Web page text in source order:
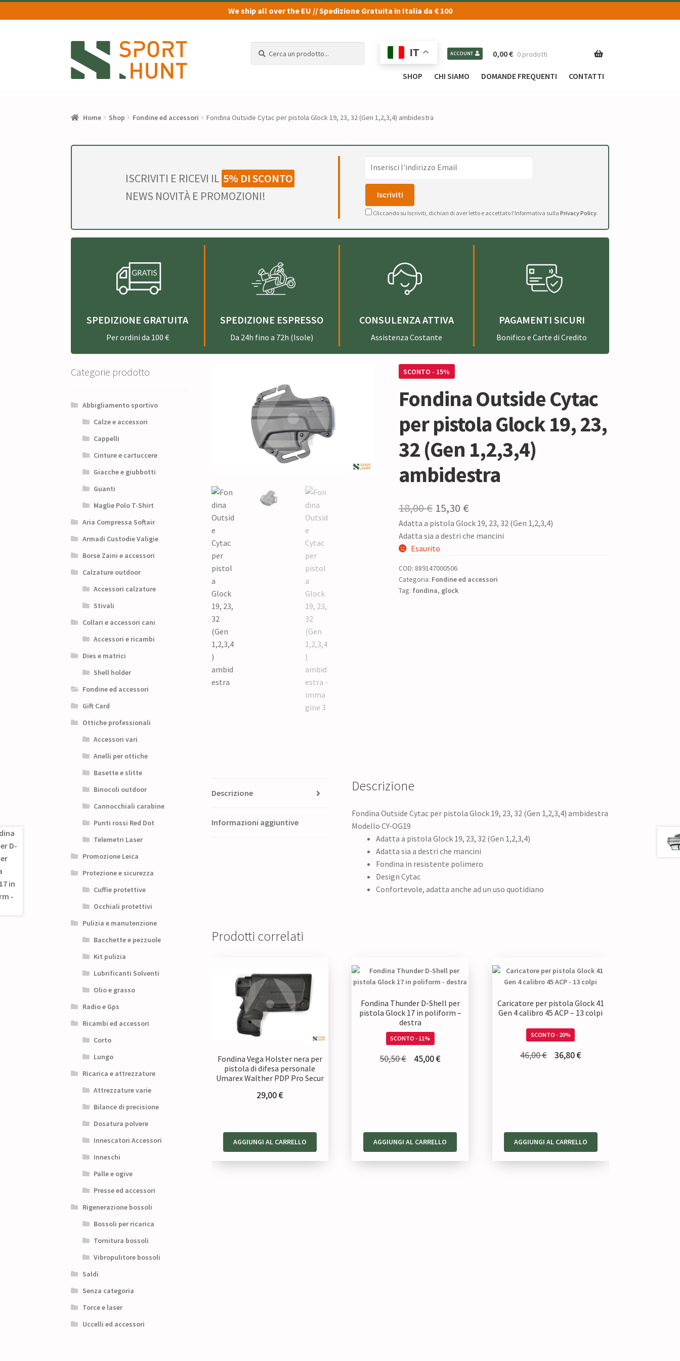
We ship all over the EU // Spedizione Gratuita in Italia da € 100
alla
navigazione
al
contenuto
IT ACCOUNT 0,00€ 0 prodotti
SHOP CHI SIAMO DOMANDE FREQUENTI CONTATTI
Home Shop Fondine ed accessori Fondina Outside Cytac per pistola Glock 19, 23, 32 (Gen 1,2,3,4) ambidestra
ISCRIVITI E RICEVI IL 5% DI SCONTO
NEWS NOVITÀ E PROMOZIONI!
Cliccando su Iscriviti, dichiari di aver letto e accettato l'Informativa sulla Privacy Policy.
SPEDIZIONE GRATUITA
Per ordini da 100 €
SPEDIZIONE ESPRESSO
Da 24h fino a 72h (Isole)
CONSULENZA ATTIVA
Assistenza Costante
PAGAMENTI SICURI
Bonifico e Carte di Credito
SCONTO - 15%
Fondina Outside Cytac
per pistola Glock 19, 23,
32 (Gen 1,2,3,4)
ambidestra
18,00€ Il
prezzo
originale
18,00 €.
15,30 €Il
prezzo
15,30 €.
Adatta a pistola Glock 19, 23, 32 (Gen 1,2,3,4)
Adatta sia a destri che mancini
Esaurito
COD: 889147000506
Categoria: Fondine ed accessori
Tag: fondina, glock
Descrizione
Informazioni aggiuntive
Descrizione
Fondina Outside Cytac per pistola Glock 19, 23, 32 (Gen 1,2,3,4) ambidestra
Modello CY-OG19
Adatta a pistola Glock 19, 23, 32 (Gen 1,2,3,4)
Adatta sia a destri che mancini
Fondina in resistente polimero
Design Cytac
Confortevole, adatta anche ad un uso quotidiano
Prodotti correlati
Fondina Vega Holster nera per
pistola di difesa personale
Umarex Walther PDP Pro Secur
29,00€
AGGIUNGI AL CARRELLO
Fondina Thunder D-Shell per
pistola Glock 17 in poliform –
destra
SCONTO - 11%
50,50€ 45,00€Il
AGGIUNGI AL CARRELLO
Caricatore per pistola Glock 41
Gen 4 calibro 45 ACP – 13 colpi
SCONTO - 20%
46,00€ 36,80€Il
AGGIUNGI AL CARRELLO
Categorie prodotto
Abbigliamento sportivo
Calze e accessori
Cappelli
Cinture e cartuccere
Giacche e giubbotti
Guanti
Maglie Polo T-Shirt
Aria Compressa Softair
Armadi Custodie Valigie
Borse Zaini e accessori
Calzature outdoor
Accessori calzature
Stivali
Collari e accessori cani
Accessori e ricambi
Dies e matrici
Shell holder
Fondine ed accessori
Gift Card
Ottiche professionali
Accessori vari
Anelli per ottiche
Basette e slitte
Binocoli outdoor
Cannocchiali carabine
Punti rossi Red Dot
Telemetri Laser
Promozione Leica
Protezione e sicurezza
Cuffie protettive
Occhiali protettivi
Pulizia e manutenzione
Bacchette e pezzuole
Kit pulizia
Lubrificanti Solventi
Olio e grasso
Radio e Gps
Ricambi ed accessori
Corto
Lungo
Ricarica e attrezzature
Attrezzature varie
Bilance di precisione
Dosatura polvere
Innescatori Accessori
Inneschi
Palle e ogive
Presse ed accessori
Rigenerazione bossoli
Bossoli per ricarica
Tornitura bossoli
Vibropulitore bossoli
Saldi
Senza categoria
Torce e laser
Uccelli ed accessori